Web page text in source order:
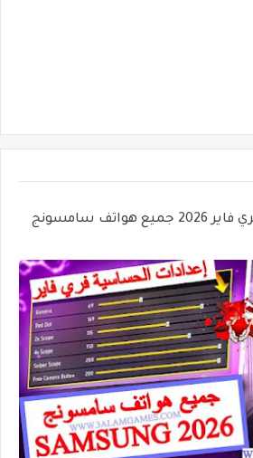
إعدادات الحساسية فري فاير 2026 جميع هواتف سامسونج